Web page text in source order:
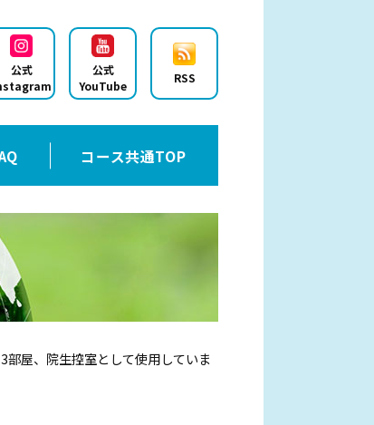
公式
公式
YouTube
RSS
コース共通TOP
屋、院生控室として使用していま